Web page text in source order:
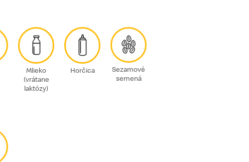
Mlieko
(vrátane
laktózy)
Horčica
Sezamové
semená